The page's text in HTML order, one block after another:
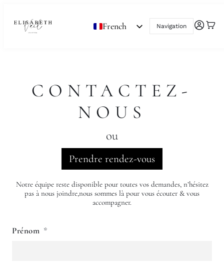
French
Navigation
CONTACTEZ-
NOUS
ou
Prendre rendez-vous
Notre équipe reste disponible pour toutes vos demandes, n’hésitez
pas à nous joindre,nous sommes là pour vous écouter & vous
accompagner.
Prénom